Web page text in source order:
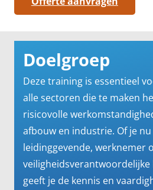
Doelgroep
Deze training is essentieel
alle sectoren die te maken
risicovolle
afbouw en industrie. Of je nu
leidinggevende, werknemer
geeft je de kennis en